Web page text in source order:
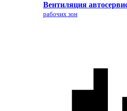
Вентиляция
рабочих зон